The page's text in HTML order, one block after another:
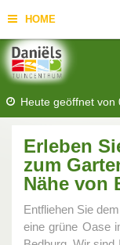
HOME
Heute geöffnet von
Erleben
zum
Nähe von
Entfliehen Sie
eine grüne Oase